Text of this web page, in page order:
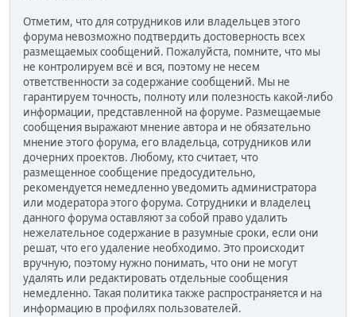
Отметим, что для сотрудников или владельцев этого
форума невозможно подтвердить достоверность всех
размещаемых сообщений. Пожалуйста, помните, что мы
не контролируем всё и вся, поэтому не несем
ответственности за содержание сообщений. Мы не
гарантируем точность, полноту или полезность какой-либо
информации, представленной на форуме. Размещаемые
сообщения выражают мнение автора и не обязательно
мнение этого форума, его владельца, сотрудников или
дочерних проектов. Любому, кто считает, что
размещенное сообщение предосудительно,
рекомендуется немедленно уведомить администратора
или модератора этого форума. Сотрудники и владелец
данного форума оставляют за собой право удалить
нежелательное содержание в разумные сроки, если они
решат, что его удаление необходимо. Это происходит
вручную, поэтому нужно понимать, что они не могут
удалять или редактировать отдельные сообщения
немедленно. Такая политика также распространяется и на
информацию в профилях пользователей.